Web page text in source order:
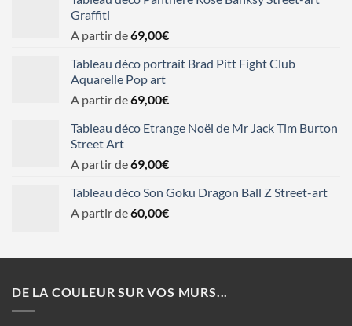
Graffiti
A partir de69,00€
Tableau déco portrait Brad Pitt Fight Club
Aquarelle Pop art
A partir de69,00€
Tableau déco Etrange Noël de Mr Jack Tim Burton
Street Art
A partir de69,00€
Tableau déco Son Goku Dragon Ball Z Street-art
A partir de60,00€
DE LA COULEUR SUR VOS MURS...